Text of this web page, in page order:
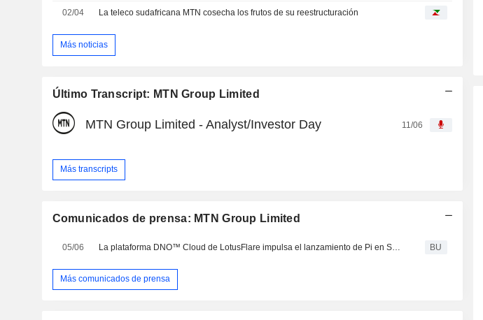
02/04 La teleco sudafricana MTN cosecha los frutos de su reestructuración
Más noticias
Último Transcript: MTN Group Limited
MTN Group Limited - Analyst/Investor Day 11/06
Más transcripts
Comunicados de prensa: MTN Group Limited
05/06 BU
Más comunicados de prensa